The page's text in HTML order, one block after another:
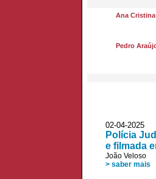
Ana
Pedro
02-04-2025
Polícia
e filmada
João Veloso
> saber mais